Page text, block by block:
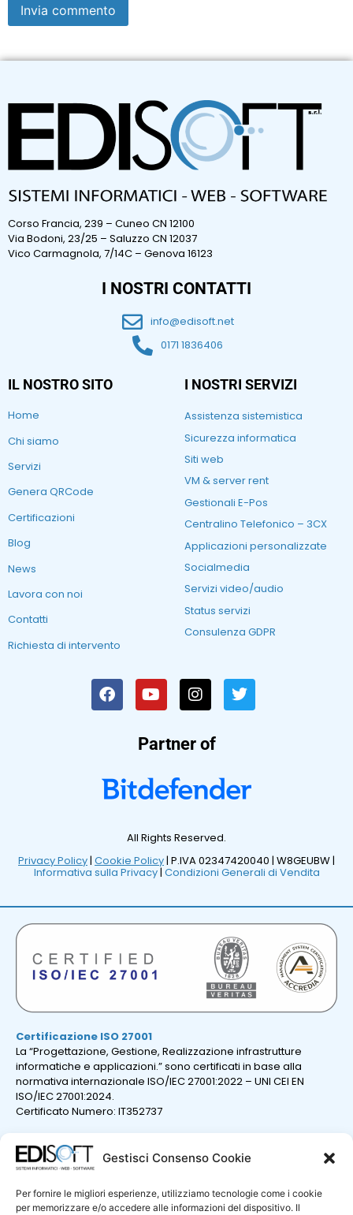
Gestisci Consenso Cookie
Per fornire le migliori esperienze, utilizziamo tecnologie come i cookie
per memorizzare e/o accedere alle informazioni del dispositivo. Il
Corso Francia, 239 – Cuneo CN 12100
Via Bodoni, 23/25 – Saluzzo CN 12037
Vico Carmagnola, 7/14C – Genova 16123
I NOSTRI CONTATTI
info@edisoft.net
0171 1836406
IL NOSTRO SITO
Home
Chi siamo
Servizi
Genera QRCode
Certificazioni
Blog
News
Lavora con noi
Contatti
Richiesta di intervento
I NOSTRI SERVIZI
Assistenza sistemistica
Sicurezza informatica
Siti web
VM & server rent
Gestionali E-Pos
Centralino Telefonico – 3CX
Applicazioni personalizzate
Socialmedia
Servizi video/audio
Status servizi
Consulenza GDPR
Partner of
All Rights Reserved.
Privacy Policy| Cookie Policy| P.IVA 02347420040 | W8GEUBW |
Informativa sulla Privacy| Condizioni Generali di Vendita
Certificazione ISO 27001
La “Progettazione, Gestione, Realizzazione infrastrutture
informatiche e applicazioni.” sono certificati in base alla
normativa internazionale ISO/IEC 27001:2022 – UNI CEI EN
ISO/IEC 27001:2024.
Certificato Numero: IT352737